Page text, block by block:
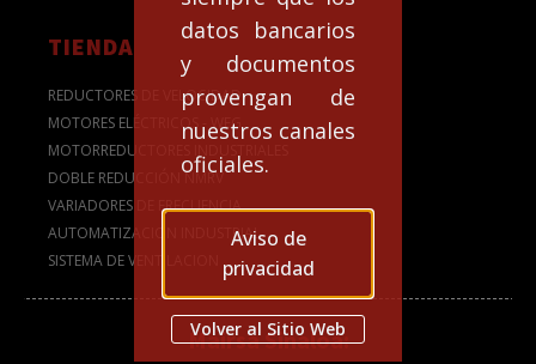
datos bancarios
y documentos
provengan de
nuestros canales
oficiales.
Aviso de
privacidad
Volver al Sitio Web
TIENDA
REDUCTORES DE VELOCIDAD
MOTORES ELÉCTRICOS - WEG
MOTORREDUCTORES INDUSTRIALES
DOBLE REDUCCIÓN NMRV
VARIADORES DE FRECUENCIA
AUTOMATIZACION INDUSTRIAL
SISTEMA DE VENTILACION
Mairsa Sinaloa: